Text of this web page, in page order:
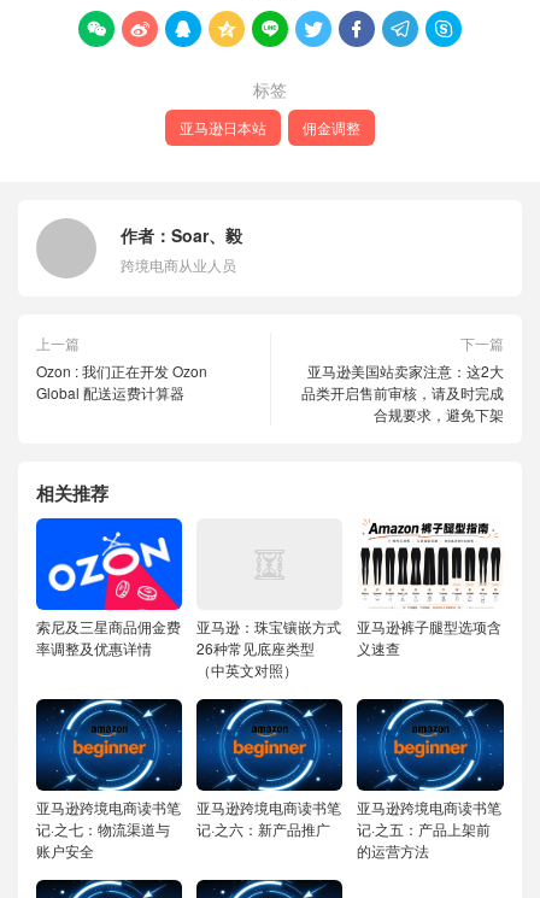
        
标签
亚马逊日本站 佣金调整
作者： Soar、毅
跨境电商从业人员
上一篇
Ozon : 我们正在开发 Ozon
Global 配送运费计算器
下一篇
亚马逊美国站卖家注意：这2大
品类开启售前审核，请及时完成
合规要求，避免下架
相关推荐
索尼及三星商品佣金费
率调整及优惠详情
亚马逊：珠宝镶嵌方式
26种常见底座类型
（中英文对照）
亚马逊裤子腿型选项含
义速查
亚马逊跨境电商读书笔
记·之七：物流渠道与
账户安全
亚马逊跨境电商读书笔
记·之六：新产品推广
亚马逊跨境电商读书笔
记·之五：产品上架前
的运营方法